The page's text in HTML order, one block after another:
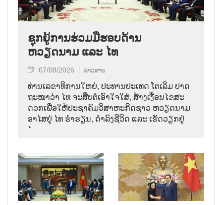
ຊຸກຍູ້ການຮ່ວມມືຮອບດ້ານ
ຫວຽດນາມ ແລະ ໄທ
07/08/2026 ຂ່າວສານ
ທ່ານ​ເລ​ຂາ​ທິ​ການ​ໃຫຍ່, ປະ​ທານ​ປະ​ເທດ ໂຕ​ເລິມ ປາດ​
ຖະ​ໜາ​ວ່າ ໄທ​ ຈະ​ສືບ​ຕໍ່​ເອົາ​ໃຈ​ໃສ່, ສ້າງ​ເງື່ອນ​ໄຂ​ສະ​
ດວກ​ເພື່ອ​ໃຫ້​ປະ​ຊາ​ຄົມ​ວ​ິ​ສາ​ຫະ​ກິດ​ຊາວ ຫວຽດ​ນາມ
ອາ​ໄສ​ຢູ່ ໄທ ຮ່ຳ​ຮຽນ, ດຳ​ລົງ​ຊີ​ວິດ ແລະ ເຮັດ​ວຽກ​ຢູ່​
ໄທ.